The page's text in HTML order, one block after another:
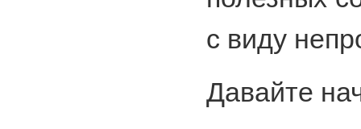
с виду
Давайте